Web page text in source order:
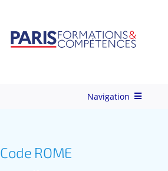
Navigation
Code ROME